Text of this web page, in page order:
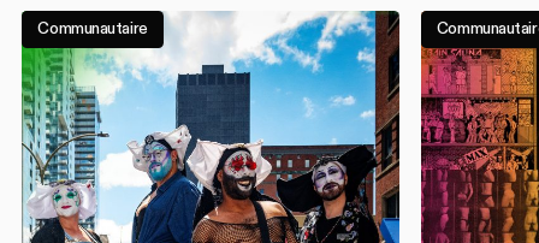
Communautaire